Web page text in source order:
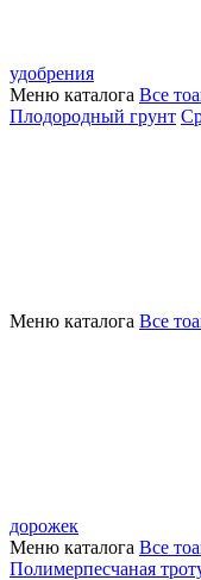
удобрения
Меню каталога Все
Плодородный грунт
Меню каталога Все
дорожек
Меню каталога Все
Полимерпесчаная